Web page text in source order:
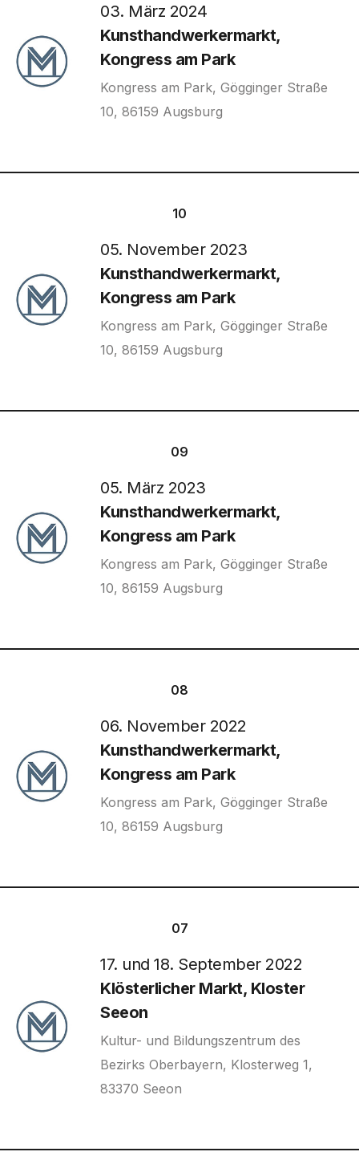
03. März 2024
Kunsthandwerkermarkt,
Kongress am Park
Kongress am Park, Gögginger Straße
10, 86159 Augsburg
10
05. November 2023
Kunsthandwerkermarkt,
Kongress am Park
Kongress am Park, Gögginger Straße
10, 86159 Augsburg
09
05. März 2023
Kunsthandwerkermarkt,
Kongress am Park
Kongress am Park, Gögginger Straße
10, 86159 Augsburg
08
06. November 2022
Kunsthandwerkermarkt,
Kongress am Park
Kongress am Park, Gögginger Straße
10, 86159 Augsburg
07
17. und 18. September 2022
Klösterlicher Markt, Kloster
Seeon
Kultur- und Bildungszentrum des
Bezirks Oberbayern, Klosterweg 1,
83370 Seeon